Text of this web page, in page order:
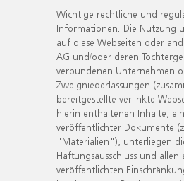
Wichtige rechtliche und
Informationen. Die Nutzung
auf diese Webseiten oder
AG und/oder deren
verbundenen Unternehmen
Zweigniederlassungen
bereitgestellte verlinkte
hierin enthaltenen Inhalte,
veröffentlichter Dokumente
"Materialien"), unterliegen
Haftungsausschluss und allen
veröffentlichten